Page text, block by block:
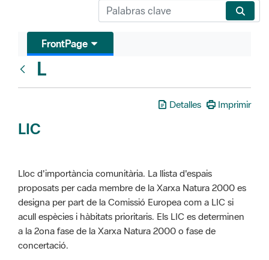
FrontPage
L
Detalles Imprimir
LIC
Lloc d'importància comunitària. La llista d'espais
proposats per cada membre de la Xarxa Natura 2000 es
designa per part de la Comissió Europea com a LIC si
acull espècies i hàbitats prioritaris. Els LIC es determinen
a la 2ona fase de la Xarxa Natura 2000 o fase de
concertació.